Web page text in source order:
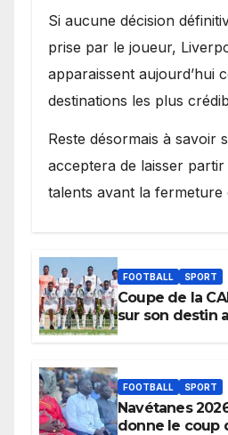
Si aucune décision
prise par le joueur,
apparaissent aujourd’hui
destinations les plus
Reste désormais à savoir
acceptera de laisser partir
talents avant la fermeture
FOOTBALL SPORT
Coupe de la
sur son destin
FOOTBALL SPORT
Navétanes
donne le coup